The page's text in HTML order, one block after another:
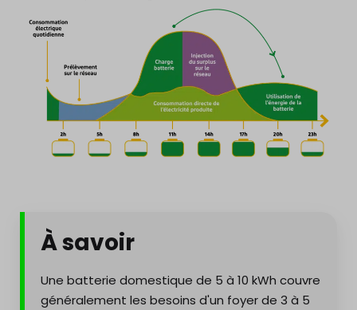
À savoir
Une batterie domestique de 5 à 10 kWh couvre
généralement les besoins d'un foyer de 3 à 5